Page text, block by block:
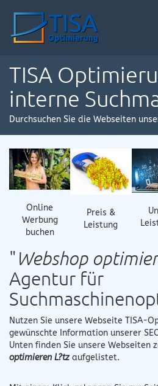
TISA
interne
Durchsuchen Sie die Webseiten
Online
Werbung
buchen
Preis &
Leistung
"Webshop
Agentur für
Nutzen Sie unsere Webseite TISA-
gewünschte Information unserer
Unten finden Sie unsere Webseiten
optimieren L?tzaufgelistet.